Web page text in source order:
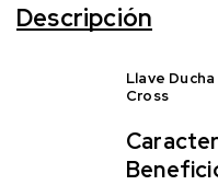
Descripción
Llave
Cross